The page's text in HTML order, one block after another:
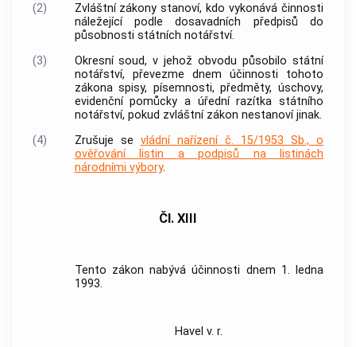
(2)
Zvláštní zákony stanoví, kdo vykonává činnosti
náležející podle dosavadních předpisů do
působnosti státních notářství.
(3)
Okresní soud, v jehož obvodu působilo státní
notářství, převezme dnem účinnosti tohoto
zákona spisy, písemnosti, předměty, úschovy,
evidenční pomůcky a úřední razítka státního
notářství, pokud zvláštní zákon nestanoví jinak.
(4)
Zrušuje se vládní nařízení č. 15/1953 Sb., o
ověřování listin a podpisů na listinách
národními výbory.
Čl. XIII
Tento zákon nabývá účinnosti dnem 1. ledna
1993.
Havel v. r.